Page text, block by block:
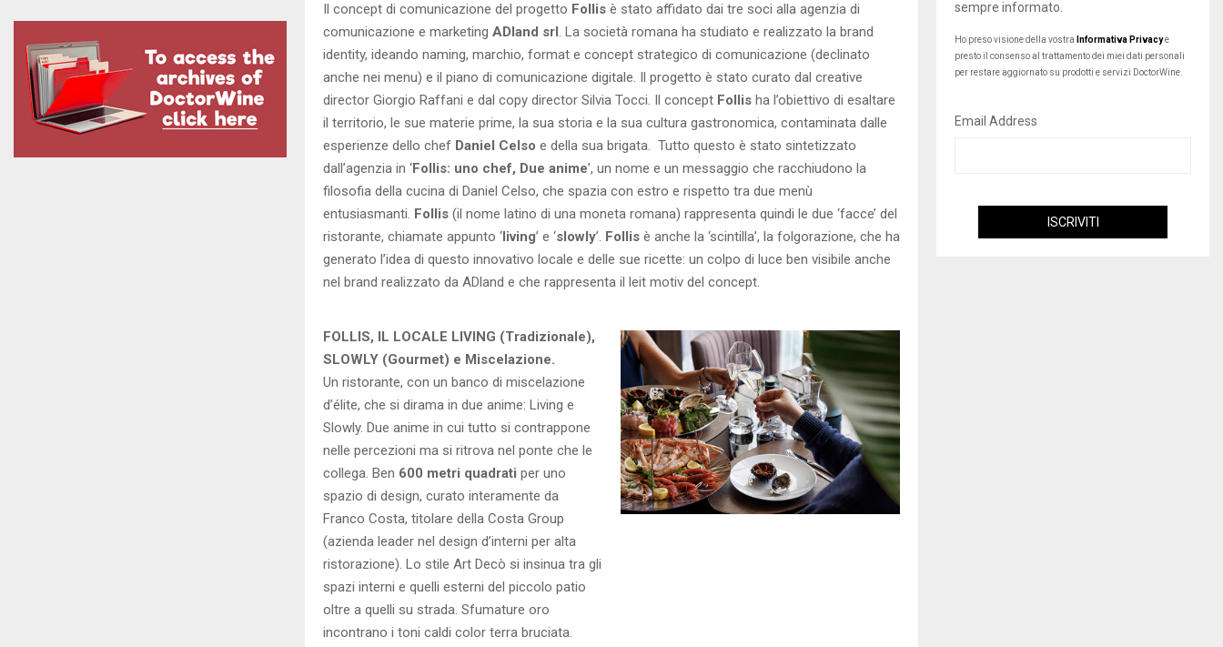
Il concept di comunicazione del progetto Follis è stato affidato dai tre soci alla agenzia di
comunicazione e marketing ADland srl . La società romana ha studiato e realizzato la brand
identity, ideando naming, marchio, format e concept strategico di comunicazione (declinato
anche nei menu) e il piano di comunicazione digitale. Il progetto è stato curato dal creative
director Giorgio Raffani e dal copy director Silvia Tocci. Il concept Follis ha l’obiettivo di esaltare
il territorio, le sue materie prime, la sua storia e la sua cultura gastronomica, contaminata dalle
esperienze dello chef Daniel Celso e della sua brigata. Tutto questo è stato sintetizzato
dall’agenzia in ‘Follis: uno chef, Due anime’, un nome e un messaggio che racchiudono la
filosofia della cucina di Daniel Celso, che spazia con estro e rispetto tra due menù
entusiasmanti. Follis (il nome latino di una moneta romana) rappresenta quindi le due ‘facce’ del
ristorante, chiamate appunto ‘living’ e ‘slowly’. Follis è anche la ‘scintilla’, la folgorazione, che ha
generato l’idea di questo innovativo locale e delle sue ricette: un colpo di luce ben visibile anche
nel brand realizzato da ADland e che rappresenta il leit motiv del concept.
FOLLIS, IL LOCALE LIVING (Tradizionale),
SLOWLY (Gourmet) e Miscelazione.
Un ristorante, con un banco di miscelazione
d’élite, che si dirama in due anime: Living e
Slowly. Due anime in cui tutto si contrappone
nelle percezioni ma si ritrova nel ponte che le
collega. Ben 600 metri quadrati per uno
spazio di design, curato interamente da
Franco Costa, titolare della Costa Group
(azienda leader nel design d’interni per alta
ristorazione). Lo stile Art Decò si insinua tra gli
spazi interni e quelli esterni del piccolo patio
oltre a quelli su strada. Sfumature oro
incontrano i toni caldi color terra bruciata.
sempre informato.
Ho preso visione della vostra Informativa Privacye
presto il consenso al trattamento dei miei dati personali
per restare aggiornato su prodotti e servizi DoctorWine.
Email Address